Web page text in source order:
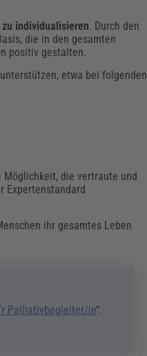
individualisieren. Durch den
die in den gesamten
positiv gestalten.
etwa bei folgenden
die vertraute und
Expertenstandard
ihr gesamtes Leben
r Palliativbegleiter/in“.